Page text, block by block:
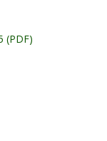
(PDF)